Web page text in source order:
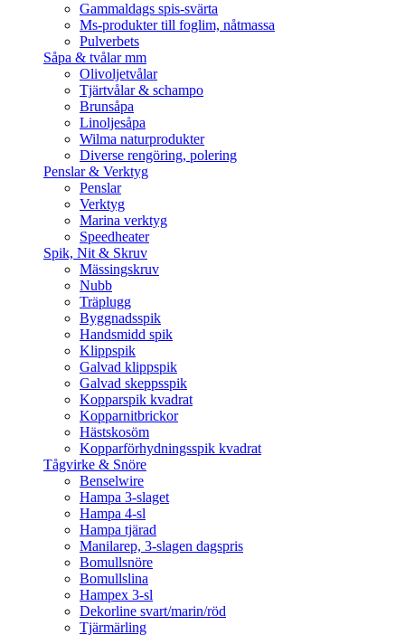
Gammaldags spis-svärta
Ms-produkter till foglim, nåtmassa
Pulverbets
Såpa & tvålar mm
Olivoljetvålar
Tjärtvålar & schampo
Brunsåpa
Linoljesåpa
Wilma naturprodukter
Diverse rengöring, polering
Penslar & Verktyg
Penslar
Verktyg
Marina verktyg
Speedheater
Spik, Nit & Skruv
Mässingskruv
Nubb
Träplugg
Byggnadsspik
Handsmidd spik
Klippspik
Galvad klippspik
Galvad skeppsspik
Kopparspik kvadrat
Kopparnitbrickor
Hästskosöm
Kopparförhydningsspik kvadrat
Tågvirke & Snöre
Benselwire
Hampa 3-slaget
Hampa 4-sl
Hampa tjärad
Manilarep, 3-slagen dagspris
Bomullsnöre
Bomullslina
Hampex 3-sl
Dekorline svart/marin/röd
Tjärmärling